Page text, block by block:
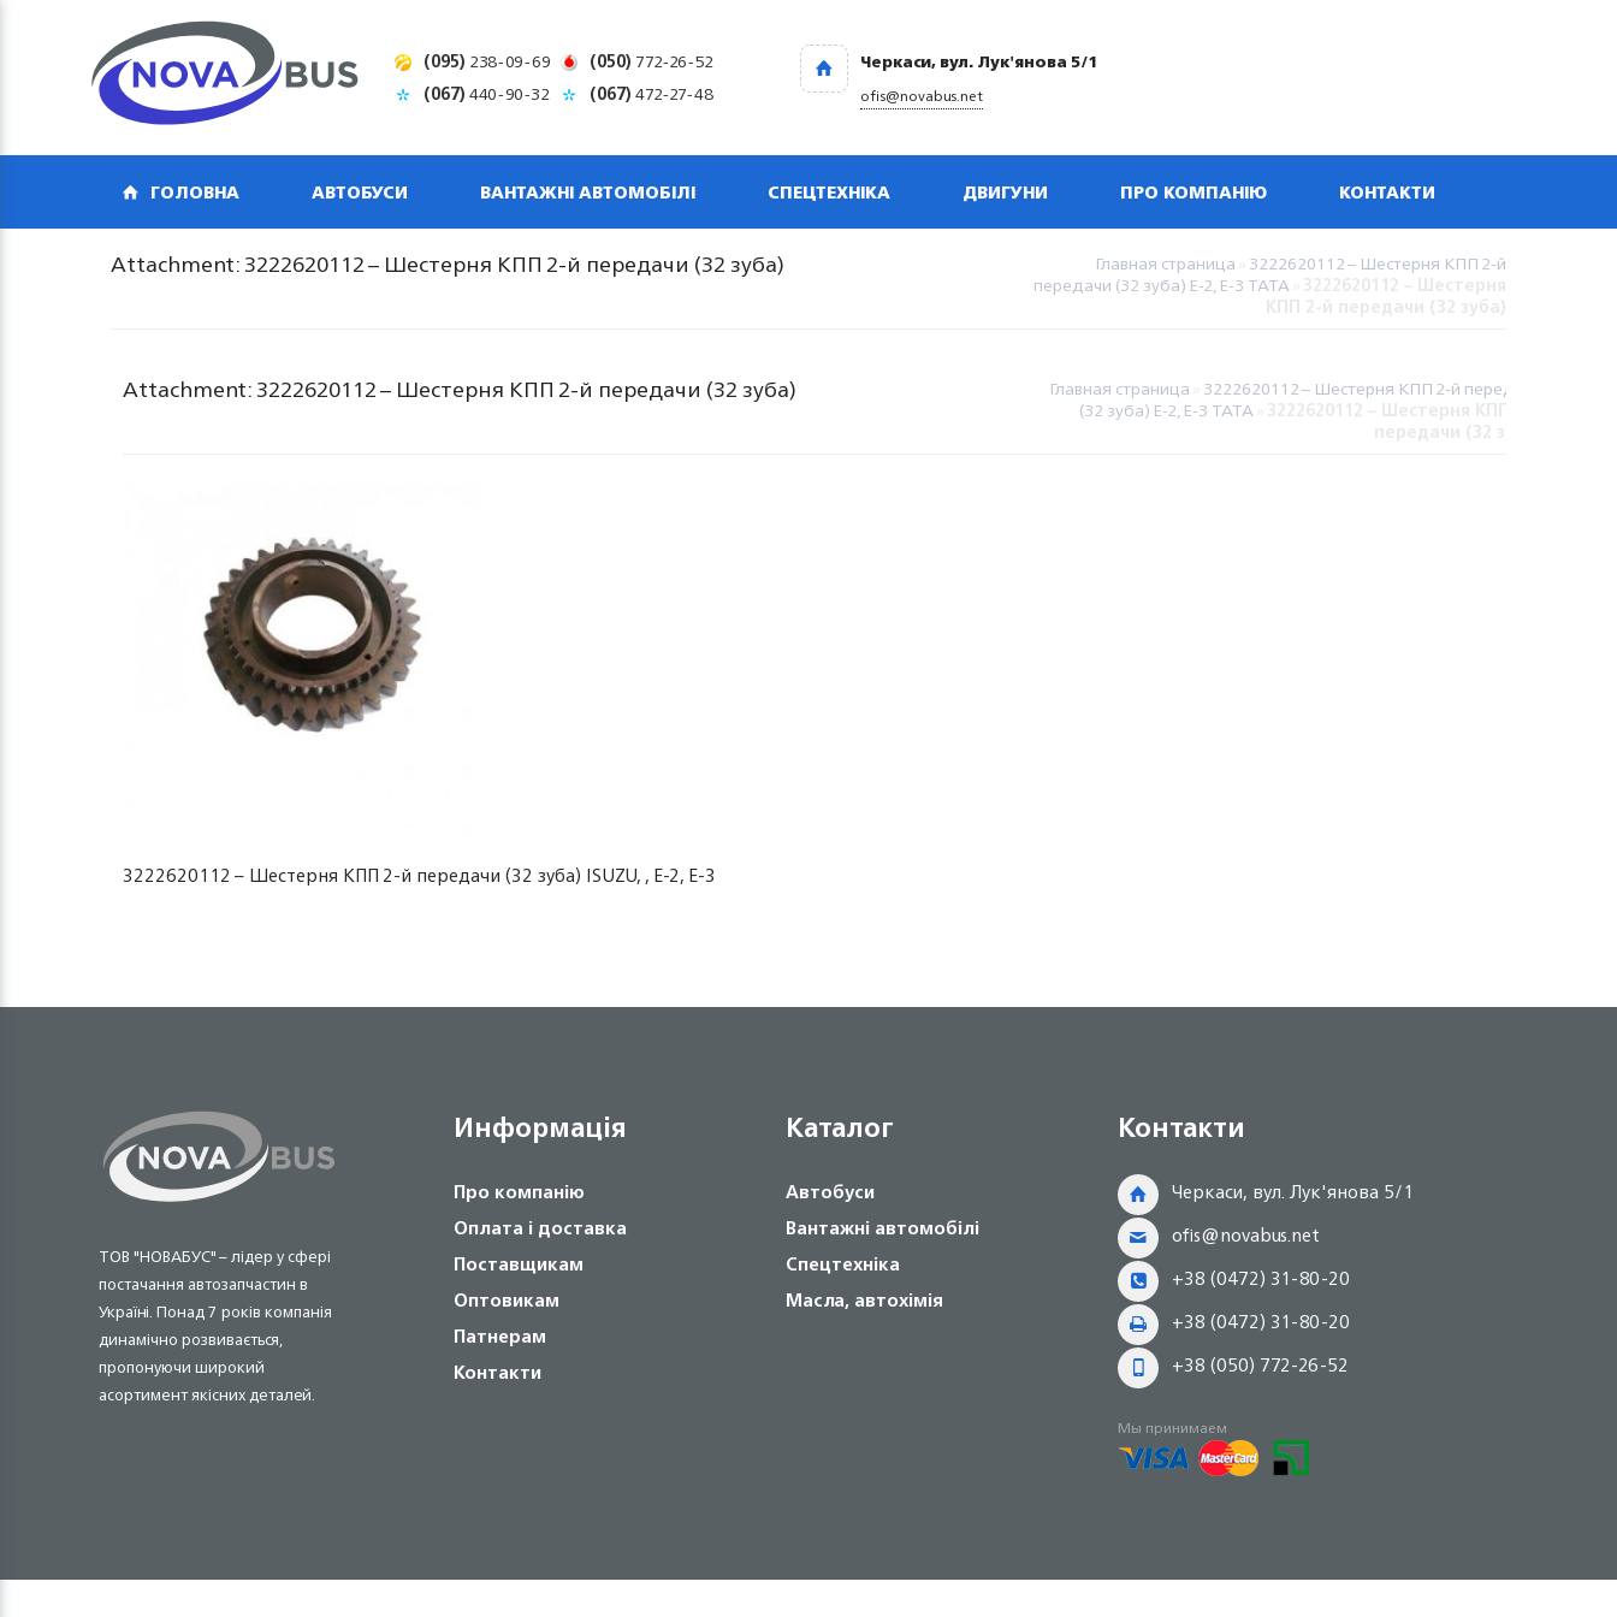
(095) 238-09-69 (050) 772-26-52
(067)440-90-32 (067)472-27-48
Черкаси, вул. Лук'янова 5/1
ofis@novabus.net
ГОЛОВНА АВТОБУСИ ВАНТАЖНІ АВТОМОБІЛІ СПЕЦТЕХНІКА ДВИГУНИ ПРО КОМПАНІЮ КОНТАКТИ
Attachment: 3222620112 – Шестерня КПП 2-й передачи (32 зуба) Главная страница 3222620112 – Шестерня КПП 2-й
передачи (32 зуба) Е-2, Е-3 TATA
Attachment: 3222620112 – Шестерня КПП 2-й передачи (32 зуба) Главная страница 3222620112 – Шестерня КПП 2-й передачи
(32 зуба) Е-2, Е-3 TATA
3222620112 – Шестерня КПП 2-й передачи (32 зуба) ISUZU, , Е-2, Е-3
ТОВ "НОВАБУС" – лідер у сфері
постачання автозапчастин в
Україні. Понад 7 років компанія
динамічно розвивається,
пропонуючи широкий
асортимент якісних деталей.
Информація
Про компанію
Оплата і доставка
Поставщикам
Оптовикам
Патнерам
Контакти
Каталог
Автобуси
Вантажні автомобілі
Спецтехніка
Масла, автохімія
Контакти
Черкаси, вул. Лук'янова 5/1
ofis@novabus.net
+38 (0472) 31-80-20
+38 (0472) 31-80-20
+38 (050) 772-26-52
Мы принимаем